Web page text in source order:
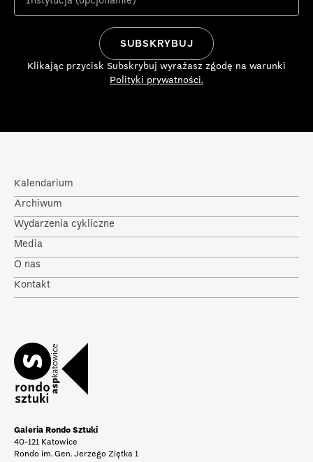
Klikając przycisk Subskrybuj wyrażasz zgodę na warunki
Polityki prywatności.
Kalendarium
Archiwum
Wydarzenia cykliczne
Media
O nas
Kontakt
Galeria Rondo Sztuki
40-121 Katowice
Rondo im. Gen. Jerzego Ziętka 1